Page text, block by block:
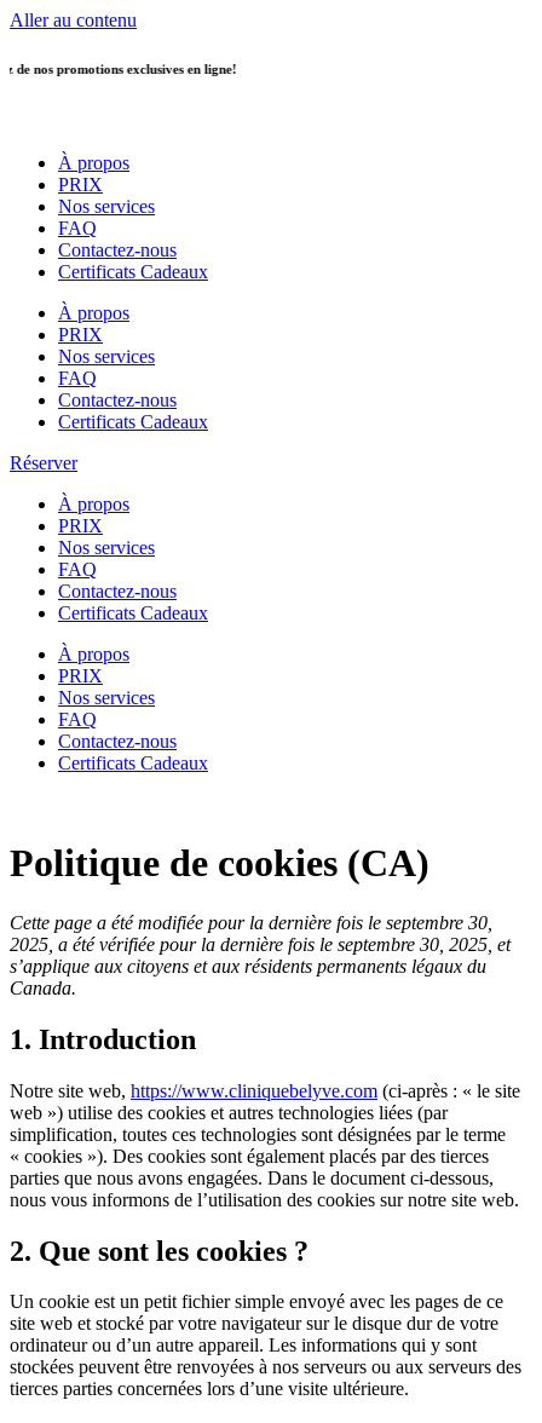
Aller au contenu
exclusives en ligne!
À propos
PRIX
Nos services
FAQ
Contactez-nous
Certificats Cadeaux
À propos
PRIX
Nos services
FAQ
Contactez-nous
Certificats Cadeaux
Réserver
À propos
PRIX
Nos services
FAQ
Contactez-nous
Certificats Cadeaux
À propos
PRIX
Nos services
FAQ
Contactez-nous
Certificats Cadeaux
Politique de cookies (CA)
Cette page a été modifiée pour la dernière fois le septembre 30,
2025, a été vérifiée pour la dernière fois le septembre 30, 2025, et
s’applique aux citoyens et aux résidents permanents légaux du
Canada.
1. Introduction
Notre site web, https://www.cliniquebelyve.com (ci-après : « le site
web ») utilise des cookies et autres technologies liées (par
simplification, toutes ces technologies sont désignées par le terme
« cookies »). Des cookies sont également placés par des tierces
parties que nous avons engagées. Dans le document ci-dessous,
nous vous informons de l’utilisation des cookies sur notre site web.
2. Que sont les cookies ?
Un cookie est un petit fichier simple envoyé avec les pages de ce
site web et stocké par votre navigateur sur le disque dur de votre
ordinateur ou d’un autre appareil. Les informations qui y sont
stockées peuvent être renvoyées à nos serveurs ou aux serveurs des
tierces parties concernées lors d’une visite ultérieure.